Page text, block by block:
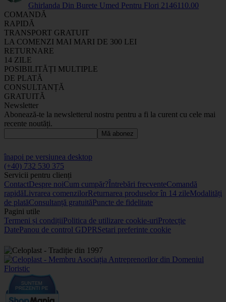
Ghirlanda Din Burete Umed Pentru Flori 2146110.00
COMANDĂ
RAPIDĂ
TRANSPORT GRATUIT
LA COMENZI MAI MARI DE 300 LEI
RETURNARE
14 ZILE
POSIBILITĂȚI MULTIPLE
DE PLATĂ
CONSULTANȚĂ
GRATUITĂ
Newsletter
Abonează-te la newsletterul nostru pentru a fi la curent cu cele mai
recente noutăți.
Mă abonez
înapoi pe versiunea desktop
(+40) 732 530 375
Servicii pentru clienți
ContactDespre noiCum cumpăr?Întrebări frecventeComandă
rapidăLivrarea comenzilorReturnarea produselor în 14 zileModalități
de platăConsultanță gratuităPuncte de fidelitate
Pagini utile
Termeni și condițiiPolitica de utilizare cookie-uriProtecție
DatePanou de control GDPRSetari preferinte cookie